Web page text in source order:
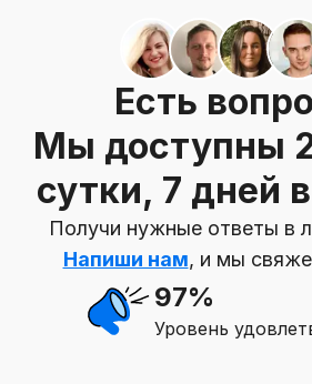
Есть
Мы доступны
сутки, 7 дней
Получи нужные ответы в
Напиши нам, и мы
97%
Уровень